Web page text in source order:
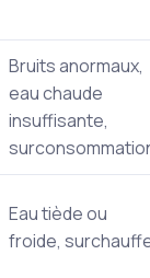
Bruits anormaux,
eau chaude
insuffisante,
Eau tiède ou
froide,